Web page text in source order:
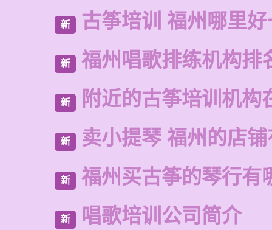
新 古筝培训 福州哪里
新 福州唱歌排练机构排
新 附近的古筝培训机构
新 卖小提琴 福州的店
新 福州买古筝的琴行有
新 唱歌培训公司简介